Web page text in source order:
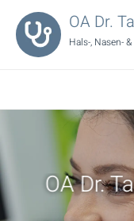
OA Dr.
Hals-, Nasen-
OA Dr.